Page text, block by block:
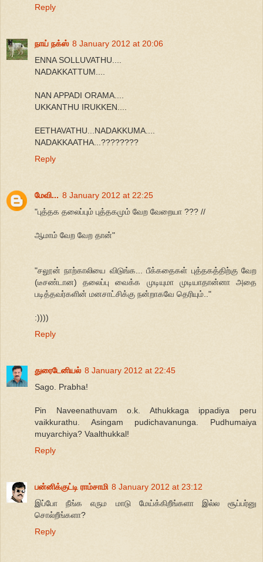
Reply
நாய் நக்ஸ் 8 January 2012 at 20:06
ENNA SOLLUVATHU....
NADAKKATTUM....
NAN APPADI ORAMA....
UKKANTHU IRUKKEN....
EETHAVATHU...NADAKKUMA....
NADAKKAATHA...????????
Reply
மேவி... 8 January 2012 at 22:25
"புத்தக தலைப்பும் புத்தகமும் வேற வேறையா ??? //
ஆமாம் வேற வேற தான்"
"சலூன் நாற்காலியை விடுங்க... பீக்கதைகள் புத்தகத்திற்கு வேற
(டீசண்டான) தலைப்பு வைக்க முடியுமா முடியாதான்னா அதை
படித்தவர்களின் மனசாட்சிக்கு நன்றாகவே தெரியும்.."
:))))
Reply
துரைடேனியல் 8 January 2012 at 22:45
Sago. Prabha!
Pin Naveenathuvam o.k. Athukkaga ippadiya peru
vaikkurathu. Asingam pudichavanunga. Pudhumaiya
muyarchiya? Vaalthukkal!
Reply
பன்னிக்குட்டி ராம்சாமி 8 January 2012 at 23:12
இப்போ நீங்க எரும மாடு மேய்க்கிறீங்களா இல்ல சூப்பர்னு
சொல்றீங்களா?
Reply